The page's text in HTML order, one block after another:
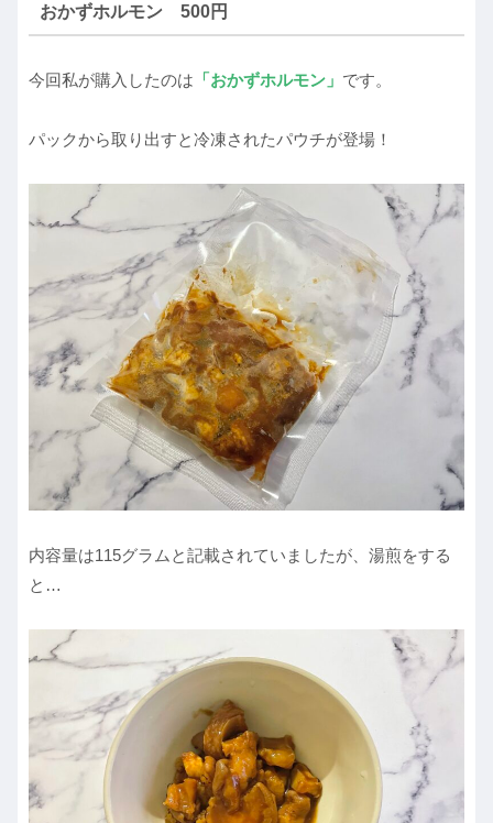
おかずホルモン 500円
今回私が購入したのは 「おかずホルモン」 です。
パックから取り出すと冷凍されたパウチが登場！
内容量は115グラムと記載されていましたが、湯煎をする
と…